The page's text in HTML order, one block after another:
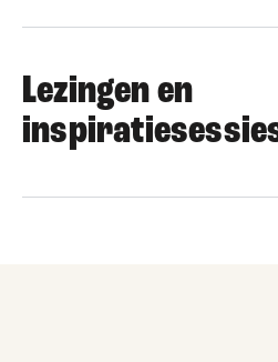
Lezingen en